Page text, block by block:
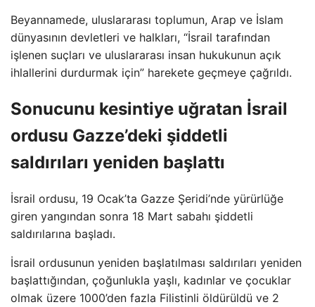
Beyannamede, uluslararası toplumun, Arap ve İslam
dünyasının devletleri ve halkları, “İsrail tarafından
işlenen suçları ve uluslararası insan hukukunun açık
ihlallerini durdurmak için” harekete geçmeye çağrıldı.
Sonucunu kesintiye uğratan İsrail
ordusu Gazze’deki şiddetli
saldırıları yeniden başlattı
İsrail ordusu, 19 Ocak’ta Gazze Şeridi’nde yürürlüğe
giren yangından sonra 18 Mart sabahı şiddetli
saldırılarına başladı.
İsrail ordusunun yeniden başlatılması saldırıları yeniden
başlattığından, çoğunlukla yaşlı, kadınlar ve çocuklar
olmak üzere 1000’den fazla Filistinli öldürüldü ve 2